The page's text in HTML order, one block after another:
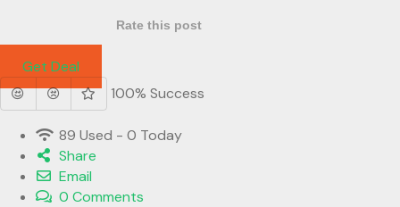
Rate this post
Get Deal
100% Success
89 Used - 0 Today
Share
Email
0 Comments